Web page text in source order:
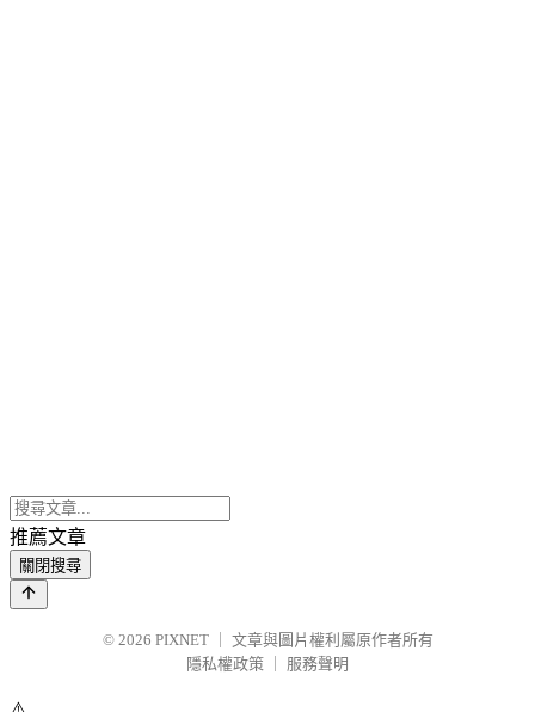
推薦文章
關閉搜尋
© 2026 PIXNET
文章與圖片權利屬原作者所有
隱私權政策
服務聲明